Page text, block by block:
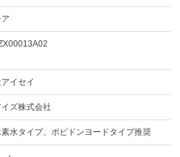
イセイ
ズ株式会社
水タイプ、ポピドンヨードタイプ推奨